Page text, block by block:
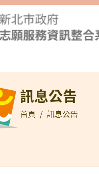
區塊
訊息公告
首頁 訊息公告